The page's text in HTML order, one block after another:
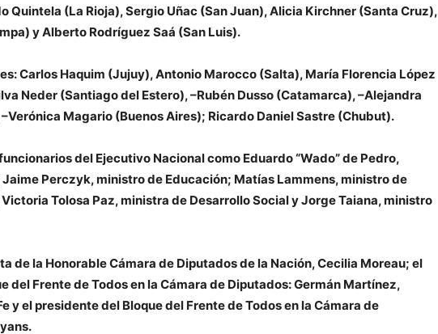
Quintela (La Rioja),Sergio Uñac (San Juan),Alicia Kirchner (Santa Cruz),
yAlberto Rodríguez Saá (San Luis).
Carlos Haquim (Jujuy),Antonio Marocco (Salta), María Florencia López
Neder (Santiago del Estero), –Rubén Dusso (Catamarca), –Alejandra
Verónica Magario (Buenos Aires); Ricardo Daniel Sastre (Chubut).
del Ejecutivo Nacional como Eduardo “Wado” de Pedro,
Jaime Perczyk,ministro de Educación; Matías Lammens,ministro de
Victoria Tolosa Paz, ministra de Desarrollo Social y Jorge Taiana,ministro
de la Honorable Cámara de Diputados de la Nación,Cecilia Moreau; el
del Frente de Todos en la Cámara de Diputados:Germán Martínez,
y el presidente del Bloque del Frente de Todos en la Cámara de
.